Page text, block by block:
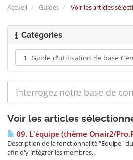
Accueil Guides Voir les articles
Catégories
Voir les articles
09. L'équipe (thème Onair2/
Description de la fonctionnalité "Equipe"
afin d'y intégrer les membres...